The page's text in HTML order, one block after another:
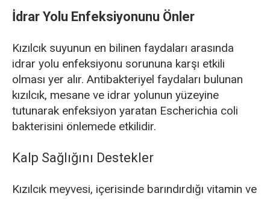
İdrar Yolu Enfeksiyonunu Önler
Kızılcık suyunun en bilinen faydaları arasında
idrar yolu enfeksiyonu sorununa karşı etkili
olması yer alır. Antibakteriyel faydaları bulunan
kızılcık, mesane ve idrar yolunun yüzeyine
tutunarak enfeksiyon yaratan Escherichia coli
bakterisini önlemede etkilidir.
Kalp Sağlığını Destekler
Kızılcık meyvesi, içerisinde barındırdığı vitamin ve